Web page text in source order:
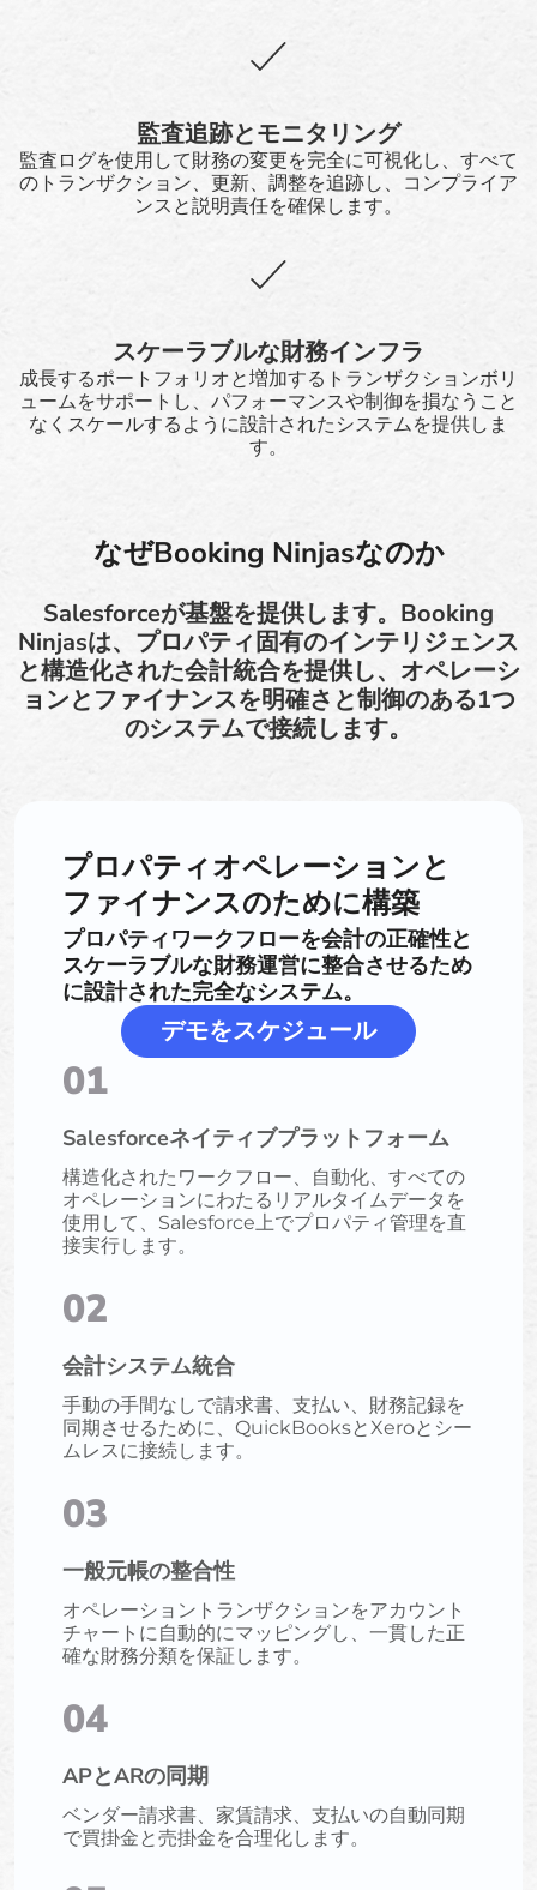
監査追跡とモニタリング
監査ログを使用して財務の変更を完全に可視化し、すべて
のトランザクション、更新、調整を追跡し、コンプライア
ンスと説明責任を確保します。
スケーラブルな財務インフラ
成長するポートフォリオと増加するトランザクションボリ
ュームをサポートし、パフォーマンスや制御を損なうこと
なくスケールするように設計されたシステムを提供しま
す。
なぜBooking Ninjasなのか
Salesforceが基盤を提供します。Booking
Ninjasは、プロパティ固有のインテリジェンス
と構造化された会計統合を提供し、オペレーシ
ョンとファイナンスを明確さと制御のある1つ
のシステムで接続します。
プロパティオペレーションと
ファイナンスのために構築
プロパティワークフローを会計の正確性と
スケーラブルな財務運営に整合させるため
に設計された完全なシステム。
デモをスケジュール
01
Salesforceネイティブプラットフォーム
構造化されたワークフロー、自動化、すべての
オペレーションにわたるリアルタイムデータを
使用して、Salesforce上でプロパティ管理を直
接実行します。
02
会計システム統合
手動の手間なしで請求書、支払い、財務記録を
同期させるために、QuickBooksとXeroとシー
ムレスに接続します。
03
一般元帳の整合性
オペレーショントランザクションをアカウント
チャートに自動的にマッピングし、一貫した正
確な財務分類を保証します。
04
APとARの同期
ベンダー請求書、家賃請求、支払いの自動同期
で買掛金と売掛金を合理化します。